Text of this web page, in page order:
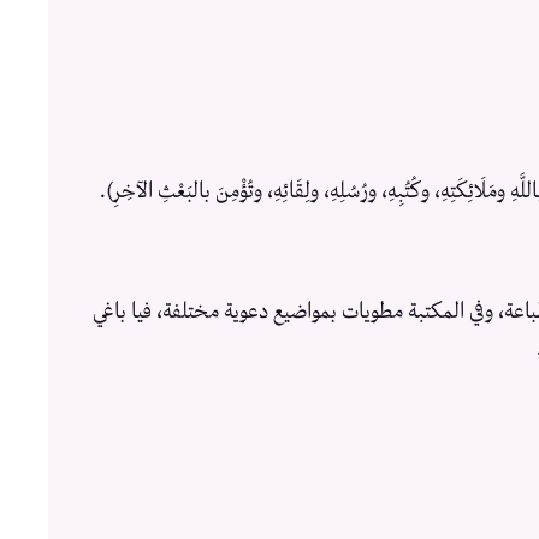
ومَلَائِكَتِهِ، وكُتُبِهِ، ورُسُلِهِ، ولِقَائِهِ، وتُؤْمِنَ بالبَعْثِ الآخِرِ).
وفي المكتبة مطويات بمواضيع دعوية مختلفة، فيا باغي